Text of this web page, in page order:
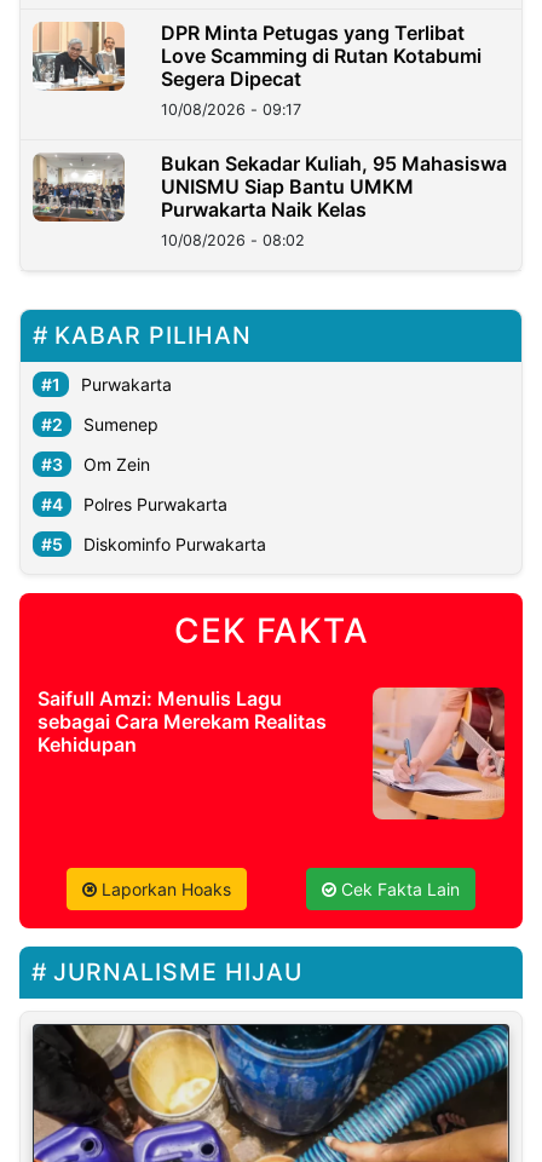
DPR Minta Petugas yang Terlibat
Love Scamming di Rutan Kotabumi
Segera Dipecat
10/08/2026 - 09:17
Bukan Sekadar Kuliah, 95 Mahasiswa
UNISMU Siap Bantu UMKM
Purwakarta Naik Kelas
10/08/2026 - 08:02
KABAR PILIHAN
Purwakarta
Sumenep
Om Zein
Polres Purwakarta
Diskominfo Purwakarta
CEK FAKTA
Saifull Amzi: Menulis Lagu
sebagai Cara Merekam Realitas
Kehidupan
Laporkan Hoaks Cek Fakta Lain
JURNALISME HIJAU